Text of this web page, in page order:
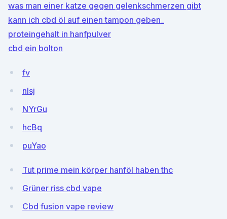
was man einer katze gegen gelenkschmerzen gibt
kann ich cbd öl auf einen tampon geben_
proteingehalt in hanfpulver
cbd ein bolton
fv
nIsj
NYrGu
hcBq
puYao
Tut prime mein körper hanföl haben thc
Grüner riss cbd vape
Cbd fusion vape review